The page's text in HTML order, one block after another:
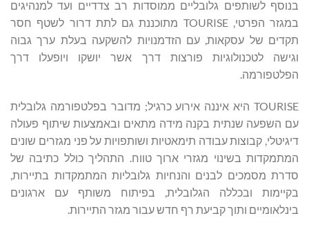
בנוסף לשותפים גלובליים ממוסדות רב צדדיים ועד למנהיגים
במגזר הפרטי, TOURISE מתוכננת גם לתת דרור לשטף חסר
תקדים של עסקאות, עם הזדמנויות להשקעה בעלת ערך גבוה
וגישה לטכנולוגיות פורצות דרך אשר יושקו ויופעלו דרך
הפלטפורמה.
TOURISE היא איננה אירוע כרגיל; מדובר בפלטפורמה גלובלית
עם השפעה שנתית בקנה מידה מתאים ובאמצעות שיתוף פעולה
דיגיטלי, קבוצות עבודה תימאטיות ושותפויות על פני מגזרים שונים
המתמקדות בשינוי מגזרי ארוך טווח. התהליך כולל כתיבה של
סדרת מסמכים לבנים והנחיות גלובליות המתמקדות בתיירות,
בקיימות ובכללה הגלובלית, בפיתוח משותף עם ארגונים
בינלאומיים ותוך קביעת רף חדש עבור מגזר התיירות.